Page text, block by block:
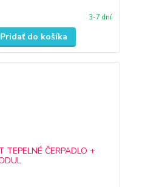
3-7 dní
Pridať do košíka